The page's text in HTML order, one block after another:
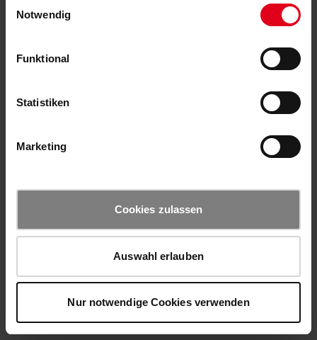
Notwendig
Funktional
Statistiken
Marketing
Cookies zulassen
Auswahl erlauben
Nur notwendige Cookies verwenden